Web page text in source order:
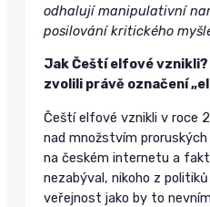
odhalují manipulativní
posilování kritického
Jak Čeští elfové
zvolili právě označení
Čeští elfové vznikli v roce
nad množstvím
na českém internetu a
nezabýval, nikoho z
veřejnost jako by to